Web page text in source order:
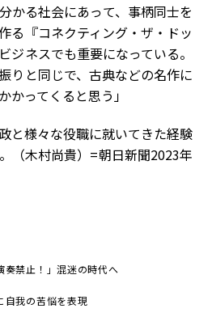
かる社会にあって、事柄同士を
る『コネクティング・ザ・ドッ
ジネスでも重要になっている。
りと同じで、古典などの名作に
かってくると思う」
と様々な役職に就いてきた経験
（木村尚貴）=朝日新聞2023年
禁止！」混迷の時代へ
我の苦悩を表現